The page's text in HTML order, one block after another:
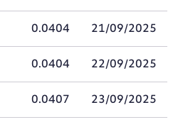
21/09/2025
0.0404
22/09/2025
0.0404
23/09/2025
0.0407